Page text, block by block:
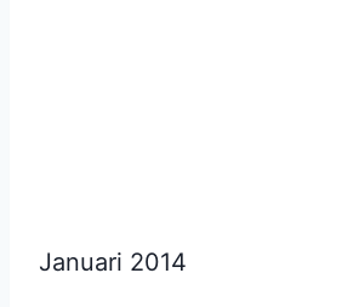
Januari 2014